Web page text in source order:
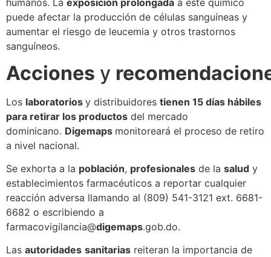
humanos. La exposición prolongada a este químico
puede afectar la producción de células sanguíneas y
aumentar el riesgo de leucemia y otros trastornos
sanguíneos.
Acciones y
Los laboratorios y distribuidores tienen 15 días hábiles
para retirar los productos del mercado
dominicano. Digemaps monitoreará el proceso de retiro
a nivel nacional.
Se exhorta a la población, profesionales de la salud y
establecimientos farmacéuticos a reportar cualquier
reacción adversa llamando al (809) 541-3121 ext. 6681-
6682 o escribiendo a
farmacovigilancia@digemaps.gob.do.
Las autoridades sanitarias reiteran la importancia de